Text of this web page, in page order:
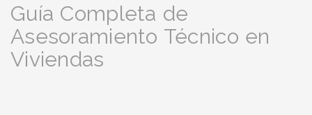
Guía Completa de
Asesoramiento Técnico en
Viviendas